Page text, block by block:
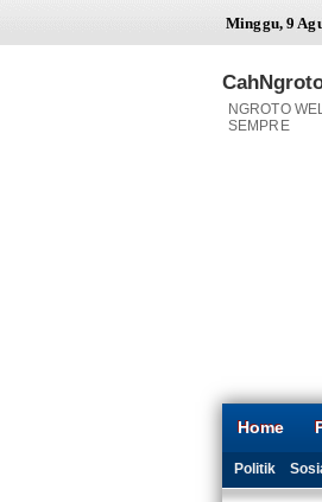
Minggu, 9
NGROTO
SEMPRE
Home
Politik